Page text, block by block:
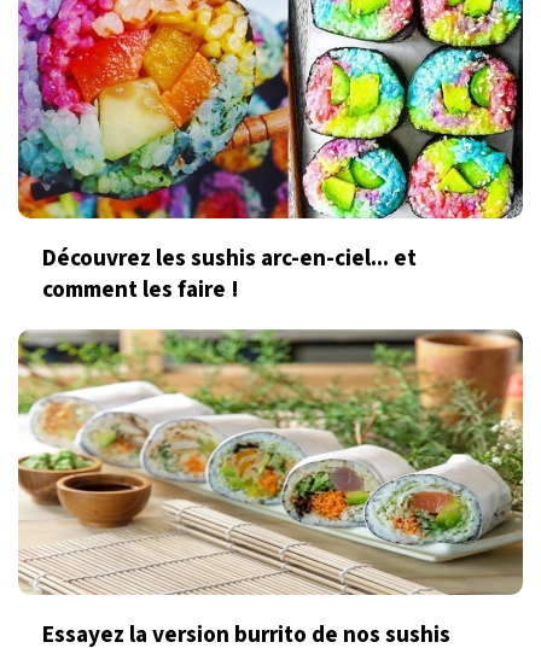
Découvrez les sushis arc-en-ciel... et
comment les faire !
Essayez la version burrito de nos sushis